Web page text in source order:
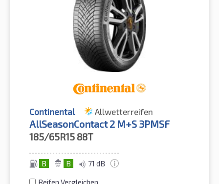
Continental Allwetterreifen
AllSeasonContact 2 M+S 3PMSF
185/65R15 88T
B B 71 dB
Reifen Vergleichen